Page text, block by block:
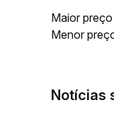
Maior
Menor
Notícias